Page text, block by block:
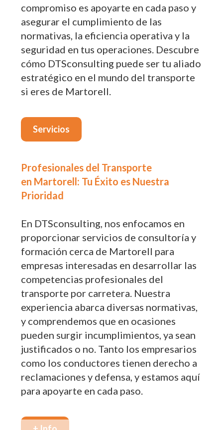
compromiso es apoyarte en cada paso y
asegurar el cumplimiento de las
normativas, la eficiencia operativa y la
seguridad en tus operaciones. Descubre
cómo DTSconsulting puede ser tu aliado
estratégico en el mundo del transporte
si eres de Martorell.
Servicios
Profesionales del Transporte
en Martorell: Tu Éxito es Nuestra
Prioridad
En DTSconsulting, nos enfocamos en
proporcionar servicios de consultoría y
formación cerca de Martorell para
empresas interesadas en desarrollar las
competencias profesionales del
transporte por carretera. Nuestra
experiencia abarca diversas normativas,
y comprendemos que en ocasiones
pueden surgir incumplimientos, ya sean
justificados o no. Tanto los empresarios
como los conductores tienen derecho a
reclamaciones y defensa, y estamos aquí
para apoyarte en cada paso.